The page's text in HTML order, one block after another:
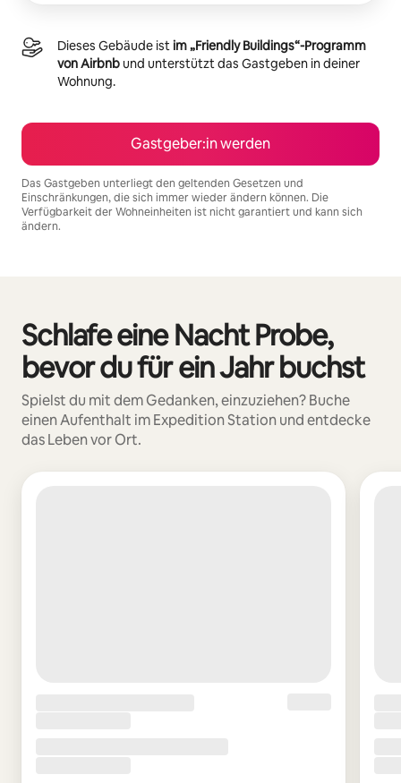
Dieses Gebäude istim „Friendly Buildings“-Programm
von Airbnbund unterstützt das Gastgeben in deiner
Wohnung.
Gastgeber:in werden
Das Gastgeben unterliegt den geltenden Gesetzen und
Einschränkungen, die sich immer wieder ändern können. Die
Verfügbarkeit der Wohneinheiten ist nicht garantiert und kann sich
ändern.
Schlafe eine Nacht Probe,
bevor du für ein Jahr buchst
Spielst du mit dem Gedanken, einzuziehen? Buche
einen Aufenthalt im Expedition Station und entdecke
das Leben vor Ort.
0 von 0 Artikeln